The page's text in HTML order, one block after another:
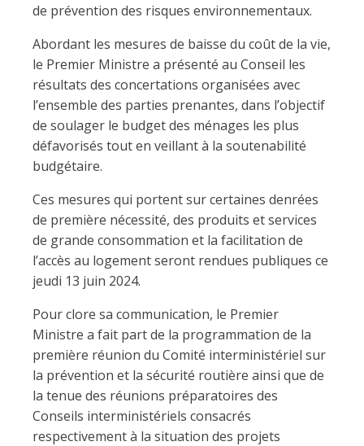
de prévention des risques environnementaux.
Abordant les mesures de baisse du coût de la vie,
le Premier Ministre a présenté au Conseil les
résultats des concertations organisées avec
l’ensemble des parties prenantes, dans l’objectif
de soulager le budget des ménages les plus
défavorisés tout en veillant à la soutenabilité
budgétaire.
Ces mesures qui portent sur certaines denrées
de première nécessité, des produits et services
de grande consommation et la facilitation de
l’accès au logement seront rendues publiques ce
jeudi 13 juin 2024.
Pour clore sa communication, le Premier
Ministre a fait part de la programmation de la
première réunion du Comité interministériel sur
la prévention et la sécurité routière ainsi que de
la tenue des réunions préparatoires des
Conseils interministériels consacrés
respectivement à la situation des projets